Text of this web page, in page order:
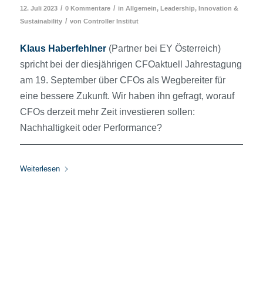
12. Juli 2023 / 0 Kommentare / in Allgemein,
Leadership, Innovation &
Sustainability / von Controller Institut
Klaus Haberfehlner(Partner bei EY Österreich)
spricht bei der diesjährigen CFOaktuell Jahrestagung
am 19. September über CFOs als Wegbereiter für
eine bessere Zukunft. Wir haben ihn gefragt, worauf
CFOs derzeit mehr Zeit investieren sollen:
Nachhaltigkeit oder Performance?
Weiterlesen